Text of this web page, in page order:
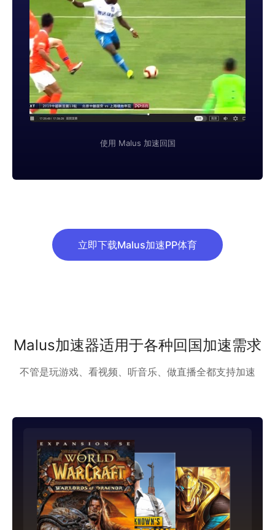
使用 Malus 加速回国
立即下载Malus加速PP体育
Malus加速器适用于各种回国加速需求
不管是玩游戏、看视频、听音乐、做直播全都支持加速